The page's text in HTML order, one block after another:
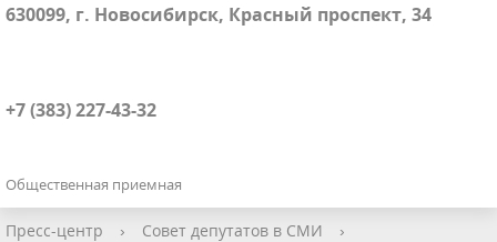
630099, г. Новосибирск, Красный проспект, 34
+7 (383) 227-43-32
Общественная приемная
Пресс-центр › Совет депутатов в СМИ
›